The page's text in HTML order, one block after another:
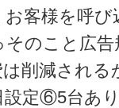
客様を呼
のこと広
削減され
定⑥5台あ